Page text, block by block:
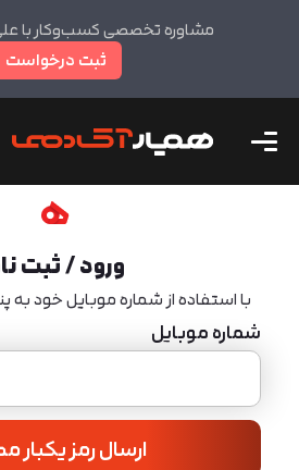
مشاوره تخصصی کسب‌وکار با
ثبت درخواست
ورود / ثبت
با استفاده از شماره موبایل خود به
شماره موبایل
ارسال رمز یکبار